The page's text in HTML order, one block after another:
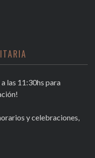
las 11:30hs para
y celebraciones,